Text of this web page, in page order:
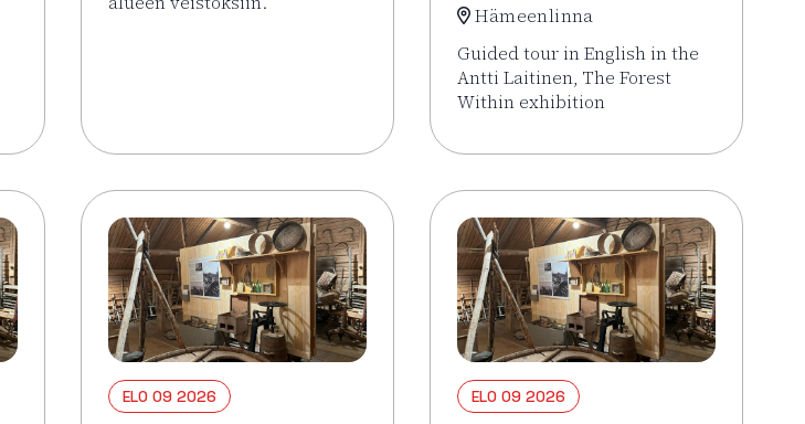
Hämeenlinna
Guided tour in English in the
Antti Laitinen, The Forest
Within exhibition
Lue lisää tapahtumasta Guided tour in
ELO 09 2026 ELO 09 2026